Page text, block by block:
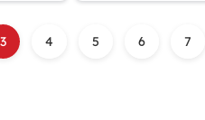
3 4 5 6 7